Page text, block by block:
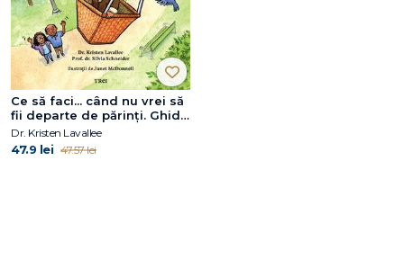
Ce să faci... când nu vrei să
fii departe de părinţi. Ghid
pentru copiii care se
confruntă cu anxietatea de
separare
Dr. Kristen Lavallee
47.9 lei 47.57 lei